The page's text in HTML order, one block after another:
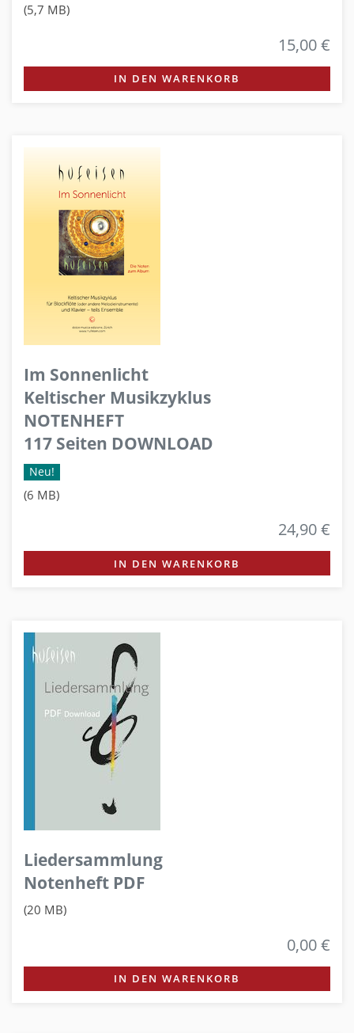
(5,7 MB)
15,00 €
IN DEN WARENKORB
Im Sonnenlicht
Keltischer Musikzyklus
NOTENHEFT
117 Seiten DOWNLOAD
Neu!
(6 MB)
24,90 €
IN DEN WARENKORB
Liedersammlung
Notenheft PDF
(20 MB)
0,00 €
IN DEN WARENKORB